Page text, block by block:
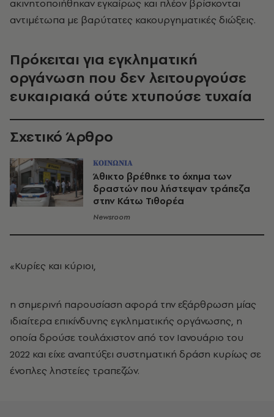
ακινητοποιήθηκαν εγκαίρως και πλέον βρίσκονται
αντιμέτωπα με βαρύτατες κακουργηματικές διώξεις.
Πρόκειται για εγκληματική
οργάνωση που δεν λειτουργούσε
ευκαιριακά ούτε χτυπούσε τυχαία
Σχετικό Άρθρο
ΚΟΙΝΩΝΙΑ
Άθικτο βρέθηκε το όχημα των
δραστών που λήστεψαν τράπεζα
στην Κάτω Τιθορέα
Newsroom
«Κυρίες και κύριοι,
η σημερινή παρουσίαση αφορά την εξάρθρωση μίας
ιδιαίτερα επικίνδυνης εγκληματικής οργάνωσης, η
οποία δρούσε τουλάχιστον από τον Ιανουάριο του
2022 και είχε αναπτύξει συστηματική δράση κυρίως σε
ένοπλες ληστείες τραπεζών.